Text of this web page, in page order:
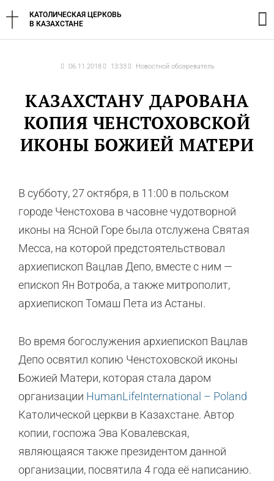
Перейти
содержимому
КАТОЛИЧЕСКАЯ ЦЕРКОВЬ
В КАЗАХСТАНЕ
06.11.2018 13:33 Новостной обозреватель
КАЗАХСТАНУ ДАРОВАНА
КОПИЯ ЧЕНСТОХОВСКОЙ
ИКОНЫ БОЖИЕЙ МАТЕРИ
В субботу, 27 октября, в 11:00 в польском
городе Ченстохова в часовне чудотворной
иконы на Ясной Горе была отслужена Святая
Месса, на которой предстоятельствовал
архиепископ Вацлав Депо, вместе с ним —
епископ Ян Вотроба, а также митрополит,
архиепископ Томаш Пета из Астаны.
Во время богослужения архиепископ Вацлав
Депо освятил копию Ченстоховской иконы
Божией Матери, которая стала даром
организации HumanLifeInternational – Poland
Католической церкви в Казахстане. Автор
копии, госпожа Эва Ковалевская,
являющаяся также президентом данной
организации, посвятила 4 года её написанию.